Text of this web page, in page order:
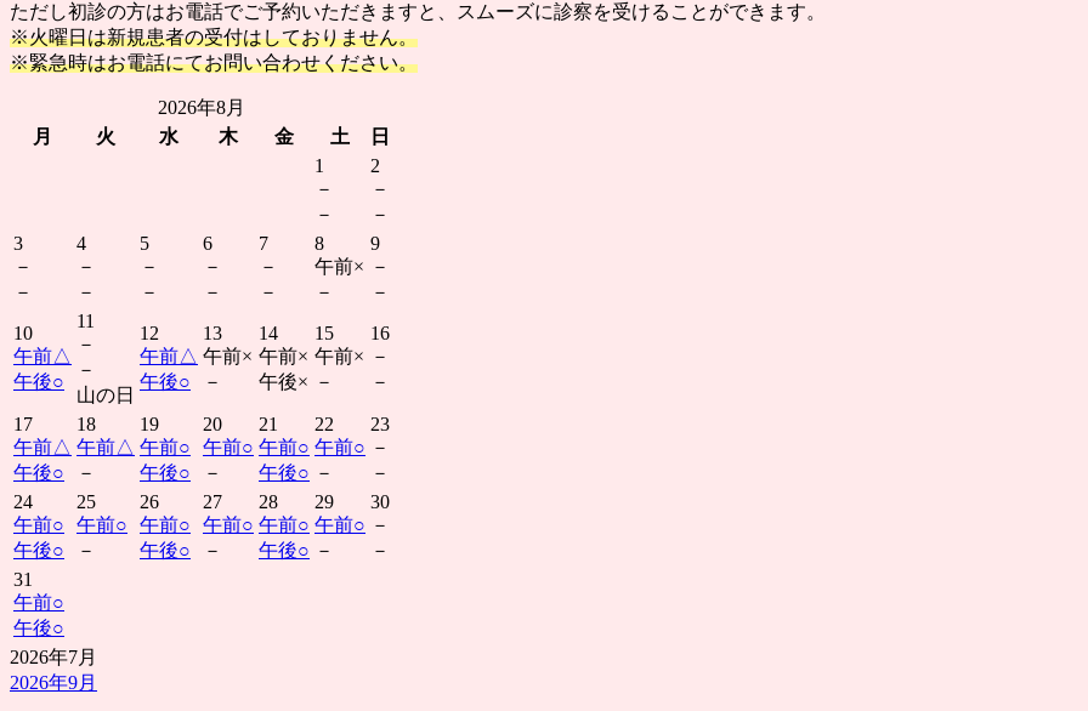
ただし初診の方はお電話でご予約いただきますと、スムーズに診察を受けることができます。
※火曜日は新規患者の受付はしておりません。
※緊急時はお電話にてお問い合わせください。
2026年8月
月
火 水 木 金 土
日
1
－
－
2
－
－
3
－
－
4
－
－
5
－
－
6
－
－
7
－
－
8
午前×
－
9
－
－
10
午前△
午後○
11
－
－
山の日
12
午前△
午後○
13
午前×
－
14
午前×
午後×
15
午前×
－
16
－
－
17
午前△
午後○
18
午前△
－
19
午前○
午後○
20
午前○
－
21
午前○
午後○
22
午前○
－
23
－
－
24
午前○
午後○
25
午前○
－
26
午前○
午後○
27
午前○
－
28
午前○
午後○
29
午前○
－
30
－
－
31
午前○
午後○
2026年7月
2026年9月